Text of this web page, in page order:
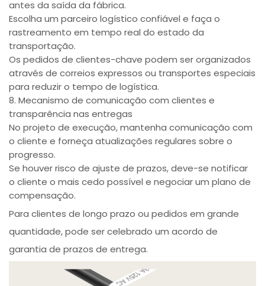
antes da saída da fábrica.
Escolha um parceiro logístico confiável e faça o
rastreamento em tempo real do estado da
transportação.
Os pedidos de clientes-chave podem ser organizados
através de correios expressos ou transportes especiais
para reduzir o tempo de logística.
8. Mecanismo de comunicação com clientes e
transparência nas entregas
No projeto de execução, mantenha comunicação com
o cliente e forneça atualizações regulares sobre o
progresso.
Se houver risco de ajuste de prazos, deve-se notificar
o cliente o mais cedo possível e negociar um plano de
compensação.
Para clientes de longo prazo ou pedidos em grande
quantidade, pode ser celebrado um acordo de
garantia de prazos de entrega.